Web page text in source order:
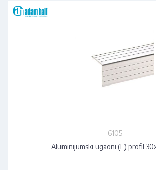
6105
Aluminijumski ugaoni (L) profil